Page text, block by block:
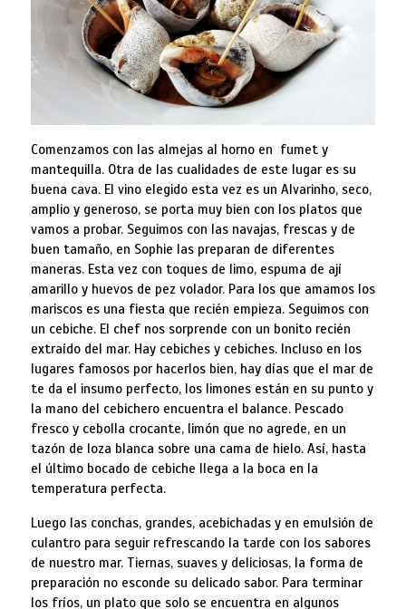
Comenzamos con las almejas al horno en fumet y
mantequilla. Otra de las cualidades de este lugar es su
buena cava. El vino elegido esta vez es un Alvarinho, seco,
amplio y generoso, se porta muy bien con los platos que
vamos a probar. Seguimos con las navajas, frescas y de
buen tamaño, en Sophie las preparan de diferentes
maneras. Esta vez con toques de limo, espuma de ají
amarillo y huevos de pez volador. Para los que amamos los
mariscos es una fiesta que recién empieza. Seguimos con
un cebiche. El chef nos sorprende con un bonito recién
extraído del mar. Hay cebiches y cebiches. Incluso en los
lugares famosos por hacerlos bien, hay días que el mar de
te da el insumo perfecto, los limones están en su punto y
la mano del cebichero encuentra el balance. Pescado
fresco y cebolla crocante, limón que no agrede, en un
tazón de loza blanca sobre una cama de hielo. Así, hasta
el último bocado de cebiche llega a la boca en la
temperatura perfecta.
Luego las conchas, grandes, acebichadas y en emulsión de
culantro para seguir refrescando la tarde con los sabores
de nuestro mar. Tiernas, suaves y deliciosas, la forma de
preparación no esconde su delicado sabor. Para terminar
los fríos, un plato que solo se encuentra en algunos